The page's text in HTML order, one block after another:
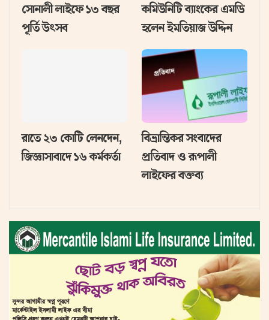
সোনালী লাইফে ১৩ বছর
পূর্তি উৎসব
কমিউনিটি ব্যাংকের এমডি
হলেন ইমতিয়াজ উদ্দিন
রাতে ২৩ কোটি লেনদেন,
জিজ্ঞাসাবাদে ১৬ কর্মকর্তা
বিভ্রান্তিকর সংবাদের
প্রতিবাদ ও রূপালী
লাইফের বক্তব্য